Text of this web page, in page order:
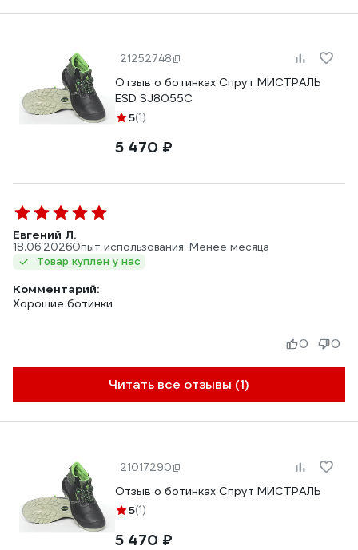
21252748
Отзыв о ботинках Спрут МИСТРАЛЬ
ESD SJ8055C
5(1)
5 470 ₽
Евгений Л.
18.06.2026Опыт использования: Менее месяца
Товар куплен у нас
Комментарий:
Хорошие ботинки
Читать все отзывы (1)
0 0
21017290
Отзыв о ботинках Спрут МИСТРАЛЬ
5(1)
5 470 ₽